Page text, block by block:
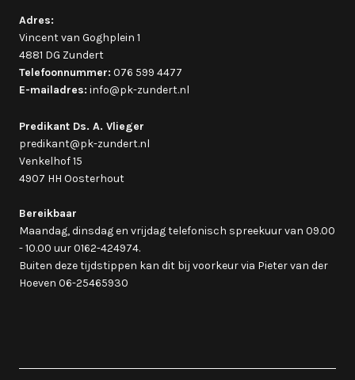
Adres:
Vincent van Goghplein 1
4881 DG Zundert
Telefoonnummer: 076 599 4477
E-mailadres: info@pk-zundert.nl
Predikant Ds. A. Vlieger
predikant@pk-zundert.nl
Venkelhof 15
4907 HH Oosterhout
Bereikbaar
Maandag, dinsdag en vrijdag telefonisch spreekuur van 09.00
- 10.00 uur 0162-424974.
Buiten deze tijdstippen kan dit bij voorkeur via Pieter van der
Hoeven 06-25465930